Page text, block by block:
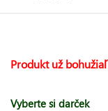
Produkt už
Vyberte si darček